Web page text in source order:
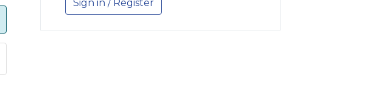
Sign in / Register